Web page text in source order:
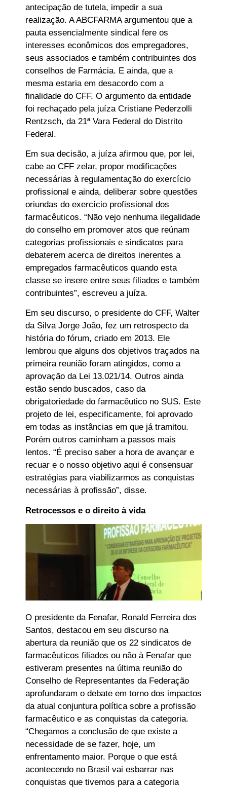
antecipação de tutela, impedir a sua
realização. A ABCFARMA argumentou que a
pauta essencialmente sindical fere os
interesses econômicos dos empregadores,
seus associados e também contribuintes dos
conselhos de Farmácia. E ainda, que a
mesma estaria em desacordo com a
finalidade do CFF. O argumento da entidade
foi rechaçado pela juíza Cristiane Pederzolli
Rentzsch, da 21ª Vara Federal do Distrito
Federal.
Em sua decisão, a juíza afirmou que, por lei,
cabe ao CFF zelar, propor modificações
necessárias à regulamentação do exercício
profissional e ainda, deliberar sobre questões
oriundas do exercício profissional dos
farmacêuticos. “Não vejo nenhuma ilegalidade
do conselho em promover atos que reúnam
categorias profissionais e sindicatos para
debaterem acerca de direitos inerentes a
empregados farmacêuticos quando esta
classe se insere entre seus filiados e também
contribuintes”, escreveu a juíza.
Em seu discurso, o presidente do CFF, Walter
da Silva Jorge João, fez um retrospecto da
história do fórum, criado em 2013. Ele
lembrou que alguns dos objetivos traçados na
primeira reunião foram atingidos, como a
aprovação da Lei 13.021/14. Outros ainda
estão sendo buscados, caso da
obrigatoriedade do farmacêutico no SUS. Este
projeto de lei, especificamente, foi aprovado
em todas as instâncias em que já tramitou.
Porém outros caminham a passos mais
lentos. “É preciso saber a hora de avançar e
recuar e o nosso objetivo aqui é consensuar
estratégias para viabilizarmos as conquistas
necessárias à profissão”, disse.
Retrocessos e o direito à vida
O presidente da Fenafar, Ronald Ferreira dos
Santos, destacou em seu discurso na
abertura da reunião que os 22 sindicatos de
farmacêuticos filiados ou não à Fenafar que
estiveram presentes na última reunião do
Conselho de Representantes da Federação
aprofundaram o debate em torno dos impactos
da atual conjuntura política sobre a profissão
farmacêutico e as conquistas da categoria.
“Chegamos a conclusão de que existe a
necessidade de se fazer, hoje, um
enfrentamento maior. Porque o que está
acontecendo no Brasil vai esbarrar nas
conquistas que tivemos para a categoria